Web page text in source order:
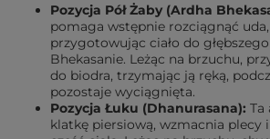
Pozycja Pół Żaby (Ardha
pomaga wstępnie rozciągnąć
przygotowując ciało do
Bhekasanie. Leżąc na brzuchu,
do biodra, trzymając ją ręką,
pozostaje wyciągnięta.
Pozycja Łuku (Dhanurasana): Ta
klatkę piersiową, wzmacnia plecy